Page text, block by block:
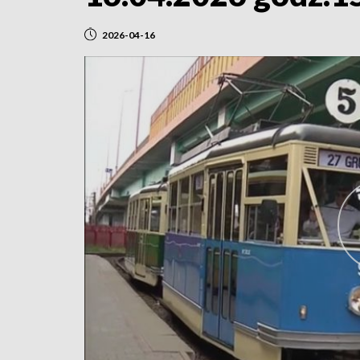
2026-04-16